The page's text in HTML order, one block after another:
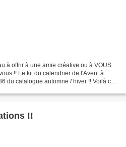
à offrir à une amie créative ou à VOUS
!! Le kit du calendrier de l'Avent à
du catalogue automne / hiver !! Voilà ce
!!